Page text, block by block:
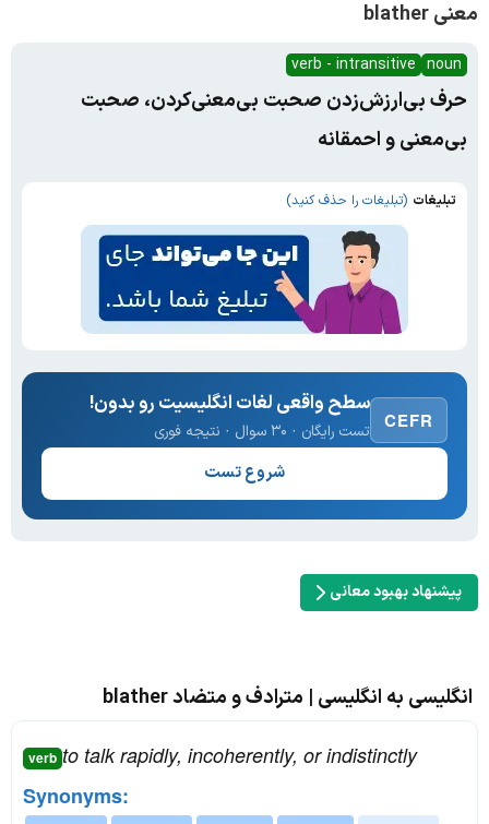
معنی blather
noun
verb - intransitive
حرف بی‌ارزش‌زدن صحبت بی‌معنی‌کردن، صحبت
بی‌معنی و احمقانه
تبلیغات (تبلیغات را حذف کنید)
CEFR
سطح واقعی لغات انگلیسیت رو بدون!
تست رایگان · ۳۰ سوال · نتیجه فوری
شروع تست
پیشنهاد بهبود معانی
انگلیسی به انگلیسی | مترادف و متضاد blather
verb to talk rapidly, incoherently, or indistinctly
Synonyms: